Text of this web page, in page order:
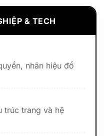
& TECH
nhãn hiệu đồ
trúc trang và hệ